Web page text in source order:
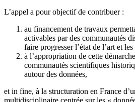
L’appel a pour objectif de contribuer :
au financement de travaux
activables par des communautés
faire progresser l’état de l’art et
à l’appropriation de cette
communautés scientifiques
autour des données,
et in fine, à la structuration en France